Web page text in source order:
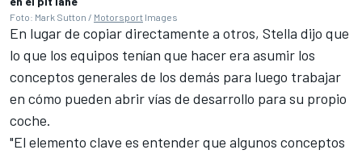
Foto: Mark Sutton / Motorsport Images
En lugar de copiar directamente a otros, Stella dijo que
lo que los equipos tenían que hacer era asumir los
conceptos generales de los demás para luego trabajar
en cómo pueden abrir vías de desarrollo para su propio
coche.
"El elemento clave es entender que algunos conceptos